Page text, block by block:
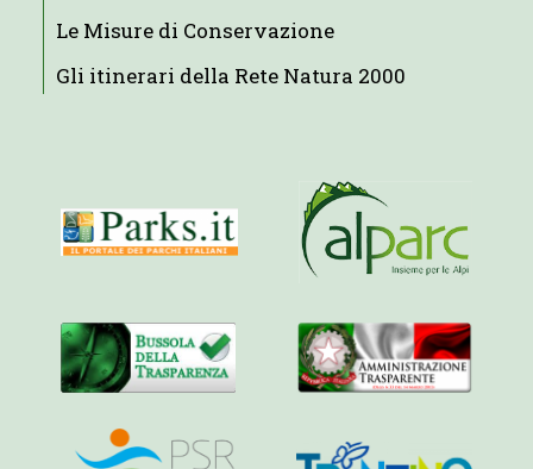
Le Misure di Conservazione
Gli itinerari della Rete Natura 2000